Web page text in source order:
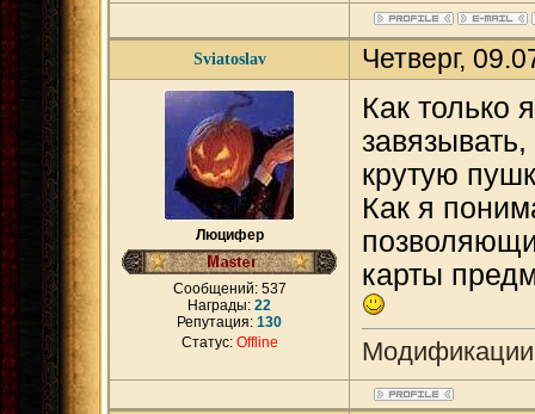
Sviatoslav Четверг,
Люцифер
Сообщений: 537
Награды: 22
Репутация: 130
Статус: Offline
Как только
крутую
Как я
карты